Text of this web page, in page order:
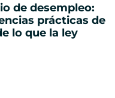
de desempleo:
prácticas de
lo que la ley